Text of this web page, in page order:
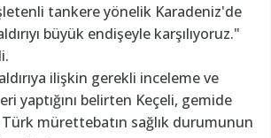
tankere yönelik Karadeniz'de
büyük endişeyle karşılıyoruz."
ilişkin gerekli inceleme ve
yaptığını belirten Keçeli, gemide
mürettebatın sağlık durumunun